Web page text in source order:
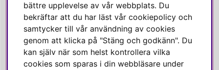
Pinterest
SVENSKA HEM
Varmt välkommen till Svenska Hem!
bättre upplevelse av vår webbplats. Du
bekräftar att du har läst vår cookiepolicy och
samtycker till vår användning av cookies
genom att klicka på "Stäng och godkänn". Du
kan själv när som helst kontrollera vilka
cookies som sparas i din webbläsare under